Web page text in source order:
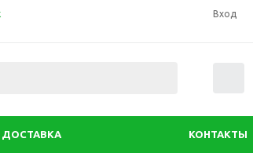
Вход
ДОСТАВКА КОНТАКТЫ